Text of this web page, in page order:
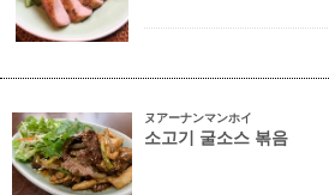
ヌアーナンマンホイ
소고기 굴소스 볶음